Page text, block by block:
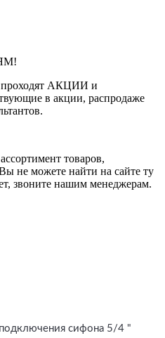
проходят АКЦИИ и
в акции, распродаже
товаров,
не можете найти на сайте ту
звоните нашим менеджерам.
сифона 5/4 "